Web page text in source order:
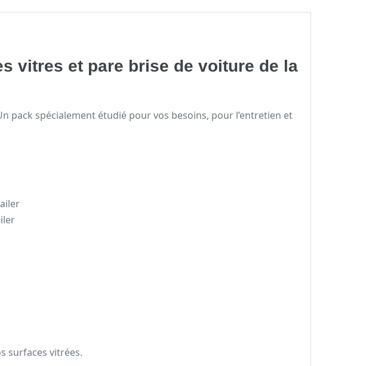
vitres et pare brise de voiture de la
pack spécialement étudié pour vos besoins, pour l’entretien et
surfaces vitrées.